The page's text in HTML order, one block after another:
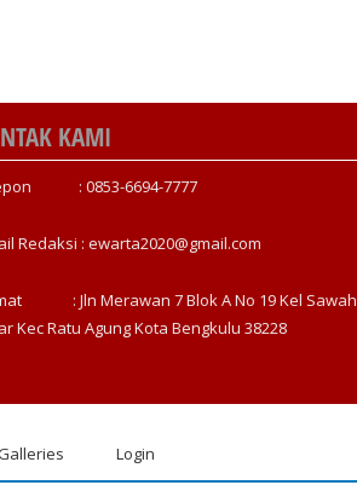
KAMI
: 0853-6694-7777
Redaksi : ewarta2020@gmail.com
: Jln Merawan 7 Blok A No 19 Kel Sawah
Kec Ratu Agung Kota Bengkulu 38228
Login